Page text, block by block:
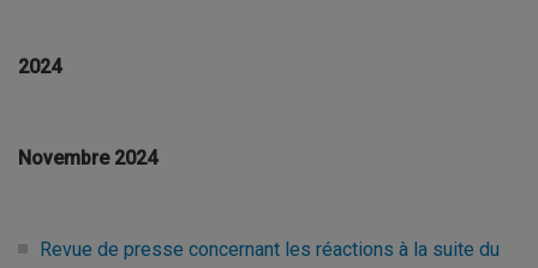
2024
Novembre 2024
Revue de presse concernant les réactions à la suite du